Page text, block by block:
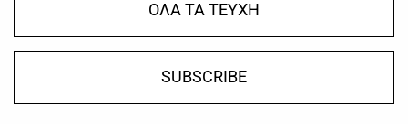
ΟΛΑ ΤΑ ΤΕΥΧΗ
SUBSCRIBE